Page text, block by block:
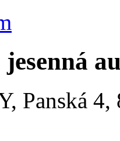
jesenná
Panská